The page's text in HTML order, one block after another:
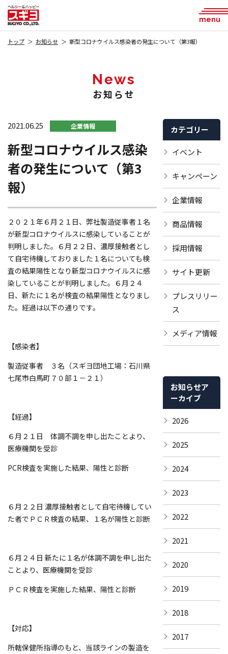
menu
トップ お知らせ 新型コロナウイルス感染者の発生について（第3報）
News
お知らせ
2021.06.25 企業情報
新型コロナウイルス感染
者の発生について（第3
報）
２０２１年６月２１日、弊社製造従事者１名
が新型コロナウイルスに感染していることが
判明しました。６月２２日、濃厚接触者とし
て自宅待機しておりました１名についても検
査の結果陽性となり新型コロナウイルスに感
染していることが判明しました。６月２４
日、新たに１名が検査の結果陽性となりまし
た。経過は以下の通りです。
【感染者】
製造従事者 ３名（スギヨ団地工場：石川県
七尾市白馬町７０部１－２１）
【経過】
６月２１日 体調不調を申し出たことより、
医療機関を受診
PCR検査を実施した結果、陽性と診断
６月２２日 濃厚接触者として自宅待機してい
た者でＰＣＲ検査の結果、１名が陽性と診断
６月２４日 新たに１名が体調不調を申し出た
ことより、医療機関を受診
ＰＣＲ検査を実施した結果、陽性と診断
【対応】
所轄保健所指導のもと、当該ラインの製造を
カテゴリー
イベント
キャンペーン
企業情報
商品情報
採用情報
サイト更新
プレスリリー
ス
メディア情報
お知らせア
ーカイブ
2026
2025
2024
2023
2022
2021
2020
2019
2018
2017